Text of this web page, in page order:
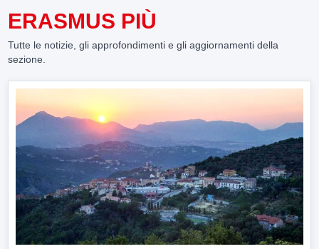
ERASMUS PIÙ
Tutte le notizie, gli approfondimenti e gli aggiornamenti della
sezione.